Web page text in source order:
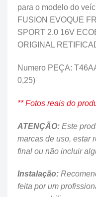
para o modelo do
FUSION EVOQUE
SPORT 2.0 16V
ORIGINAL
Numero PEÇA:
0,25)
** Fotos reais do
ATENÇÃO: Este
marcas de uso, estar
final ou não incluir
Instalação:
feita por um